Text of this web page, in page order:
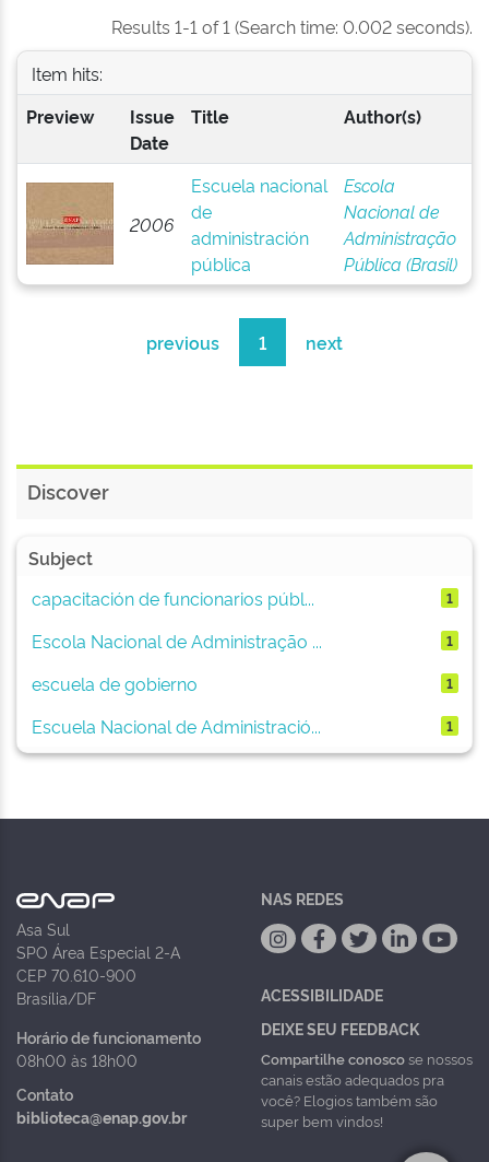
Results 1-1 of 1 (Search time: 0.002 seconds).
Item hits:
Preview
Issue
Date
Title Author(s)
2006
Escuela nacional
de
administración
pública
Escola
Nacional de
Administração
Pública (Brasil)
previous 1 next
Discover
Subject
capacitación de funcionarios públ...
1
Escola Nacional de Administração ... 1
escuela de gobierno 1
Escuela Nacional de Administració... 1
Asa Sul
SPO Área Especial 2-A
CEP 70.610-900
Brasília/DF
Horário de funcionamento
08h00 às 18h00
Contato
biblioteca@enap.gov.br
NAS REDES
ACESSIBILIDADE
DEIXE SEU FEEDBACK
Compartilhe conoscose nossos
canais estão adequados pra
você? Elogios também são
super bem vindos!